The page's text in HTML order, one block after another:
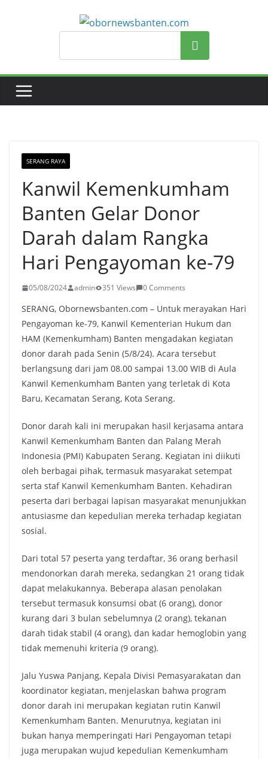
Search
SERANG RAYA
Kanwil Kemenkumham
Banten Gelar Donor
Darah dalam Rangka
Hari Pengayoman ke-79
05/08/2024 admin 351 Views 0 Comments
SERANG, Obornewsbanten.com – Untuk merayakan Hari
Pengayoman ke-79, Kanwil Kementerian Hukum dan
HAM (Kemenkumham) Banten mengadakan kegiatan
donor darah pada Senin (5/8/24). Acara tersebut
berlangsung dari jam 08.00 sampai 13.00 WIB di Aula
Kanwil Kemenkumham Banten yang terletak di Kota
Baru, Kecamatan Serang, Kota Serang.
Donor darah kali ini merupakan hasil kerjasama antara
Kanwil Kemenkumham Banten dan Palang Merah
Indonesia (PMI) Kabupaten Serang. Kegiatan ini diikuti
oleh berbagai pihak, termasuk masyarakat setempat
serta staf Kanwil Kemenkumham Banten. Kehadiran
peserta dari berbagai lapisan masyarakat menunjukkan
antusiasme dan kepedulian mereka terhadap kegiatan
sosial.
Dari total 57 peserta yang terdaftar, 36 orang berhasil
mendonorkan darah mereka, sedangkan 21 orang tidak
dapat melakukannya. Beberapa alasan penolakan
tersebut termasuk konsumsi obat (6 orang), donor
kurang dari 3 bulan sebelumnya (2 orang), tekanan
darah tidak stabil (4 orang), dan kadar hemoglobin yang
tidak memenuhi kriteria (9 orang).
Jalu Yuswa Panjang, Kepala Divisi Pemasyarakatan dan
koordinator kegiatan, menjelaskan bahwa program
donor darah ini merupakan kegiatan rutin Kanwil
Kemenkumham Banten. Menurutnya, kegiatan ini
bukan hanya memperingati Hari Pengayoman tetapi
juga merupakan wujud kepedulian Kemenkumham